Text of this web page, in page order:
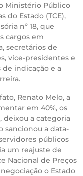
Ministério Público
do Estado (TCE),
nº 18, que
cargos em
secretários de
vice-presidentes e
indicação e a
Renato Melo, a
em 40%, os
deixou a categoria
sancionou a data-
públicos
um reajuste de
Nacional de Preços
o Estado